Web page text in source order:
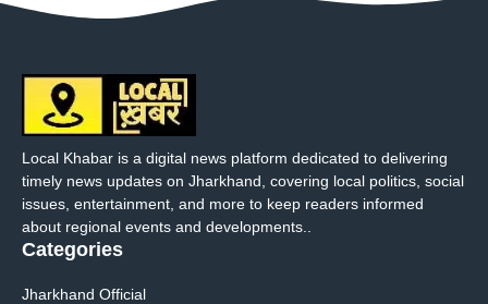
Local Khabar is a digital news platform dedicated to delivering
timely news updates on Jharkhand, covering local politics, social
issues, entertainment, and more to keep readers informed
about regional events and developments..
Categories
Jharkhand Official